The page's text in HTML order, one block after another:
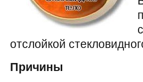
отслойкой
Причины